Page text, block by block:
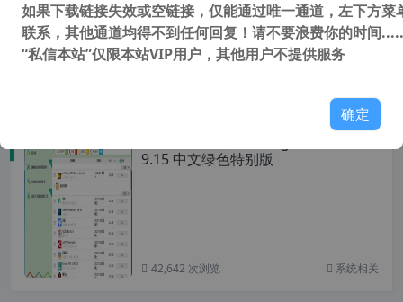
9.15 中文绿色特别版
42,642 次浏览 系统相关
如果下载链接失效或空链接，仅能通过唯一通道，左下方菜
联系，其他通道均得不到任何回复！请不要浪费你的时间
“私信本站”仅限本站VIP用户，其他用户不提供服务
确定